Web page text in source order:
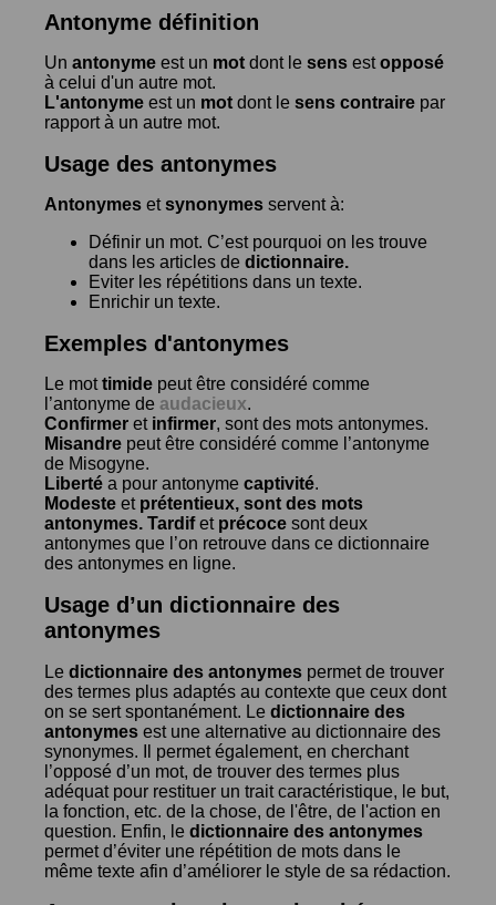
Antonyme définition
Un antonyme est un mot dont le sens estopposé
à celui d'un autre mot.
L'antonyme est un mot dont le sens contraire par
rapport à un autre mot.
Usage des antonymes
Antonymes etsynonymes servent à:
Définir un mot. C’est pourquoi on les trouve
dans les articles de dictionnaire.
Eviter les répétitions dans un texte.
Enrichir un texte.
Exemples d'antonymes
Le mottimide peut être considéré comme
l’antonyme de audacieux.
Confirmer et infirmer, sont des mots antonymes.
Misandre peut être considéré comme l’antonyme
de Misogyne.
Liberté a pour antonyme captivité.
Modeste et prétentieux, sont des mots
antonymes. Tardifet précoce sont deux
antonymes que l’on retrouve dans ce dictionnaire
des antonymes en ligne.
Usage d’un dictionnaire des
antonymes
Le dictionnaire des antonymes permet de trouver
des termes plus adaptés au contexte que ceux dont
on se sert spontanément. Le dictionnaire des
antonymes est une alternative au dictionnaire des
synonymes. Il permet également, en cherchant
l’opposé d’un mot, de trouver des termes plus
adéquat pour restituer un trait caractéristique, le but,
la fonction, etc. de la chose, de l'être, de l'action en
question. Enfin, le dictionnaire des antonymes
permet d’éviter une répétition de mots dans le
même texte afin d’améliorer le style de sa rédaction.